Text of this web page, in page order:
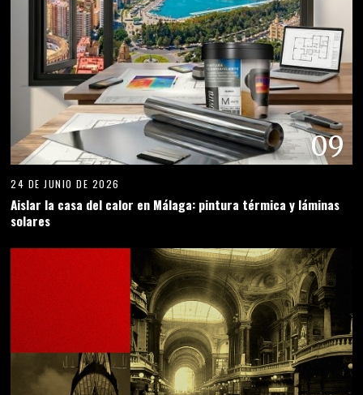
09
24 DE JUNIO DE 2026
Aislar la casa del calor en Málaga: pintura térmica y láminas
solares